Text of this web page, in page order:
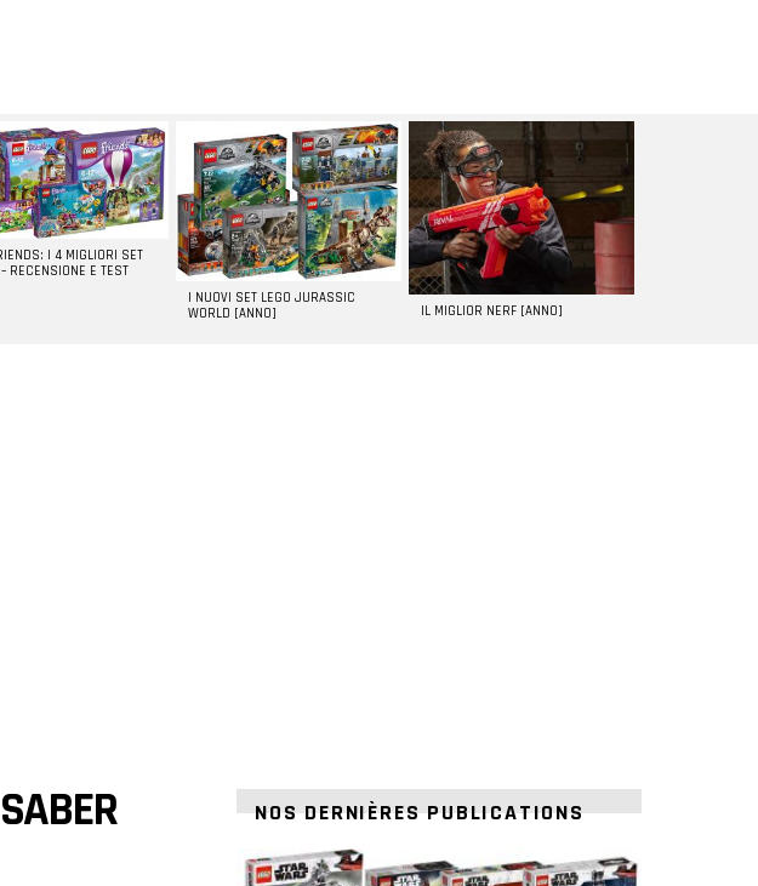
I 4 MIGLIORI SET
RECENSIONE E TEST
I NUOVI SET LEGO JURASSIC
WORLD [ANNO]
IL MIGLIOR NERF [ANNO]
NOS DERNIÈRES PUBLICATIONS